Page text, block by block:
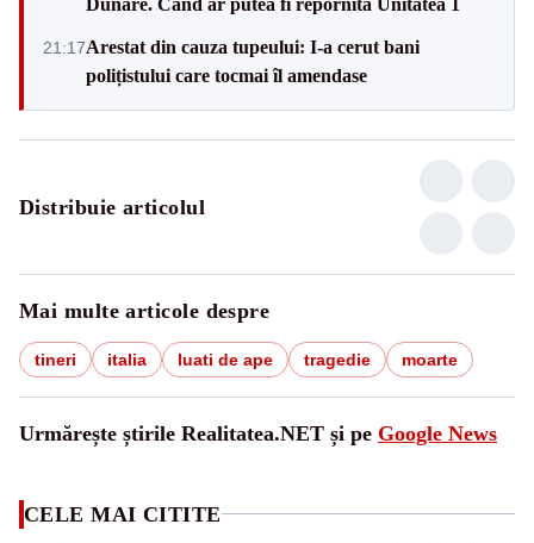
21:17Arestat din cauza tupeului: I-a cerut bani
polițistului care tocmai îl amendase
Distribuie articolul
Mai multe articole despre
tineri italia luati de ape tragedie moarte
Urmărește știrile Realitatea.NET și pe Google News
CELE MAI CITITE